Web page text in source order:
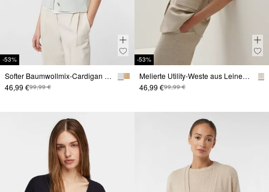
-53%
Softer Baumwollmix-Cardigan in Oversize
46,99 €99,99 €
-53%
Melierte Utility-Weste aus Leinenmix
46,99 €99,99 €